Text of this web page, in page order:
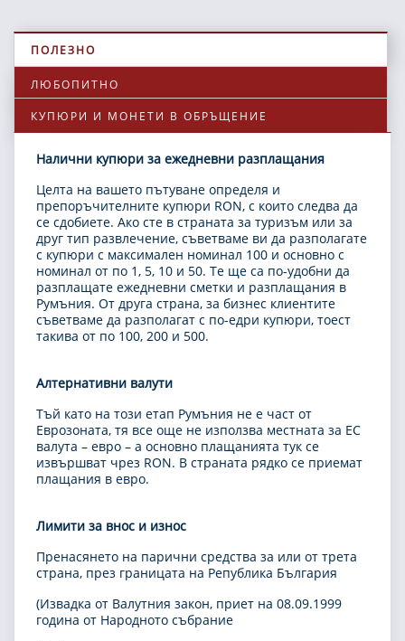
ПОЛЕЗНО
ЛЮБОПИТНО
КУПЮРИ И МОНЕТИ В ОБРЪЩЕНИЕ
Налични купюри за ежедневни разплащания
Целта на вашето пътуване определя и
препоръчителните купюри RON, с които следва да
се сдобиете. Ако сте в страната за туризъм или за
друг тип развлечение, съветваме ви да разполагате
с купюри с максимален номинал 100 и основно с
номинал от по 1, 5, 10 и 50. Те ще са по-удобни да
разплащате ежедневни сметки и разплащания в
Румъния. От друга страна, за бизнес клиентите
съветваме да разполагат с по-едри купюри, тоест
такива от по 100, 200 и 500.
Алтернативни валути
Тъй като на този етап Румъния не е част от
Еврозоната, тя все още не използва местната за ЕС
валута – евро – а основно плащанията тук се
извършват чрез RON. В страната рядко се приемат
плащания в евро.
Лимити за внос и износ
Пренасянето на парични средства за или от трета
страна, през границата на Република България
(Извадка от Валутния закон, приет на 08.09.1999
година от Народното събрание